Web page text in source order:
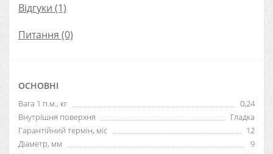
Відгуки (1)
Питання (0)
ОСНОВНІ
Вага 1 п.м., кг
0,24
Внутрішня поверхня
Гладка
Гарантійний термін, міс
12
Діаметр, мм
9